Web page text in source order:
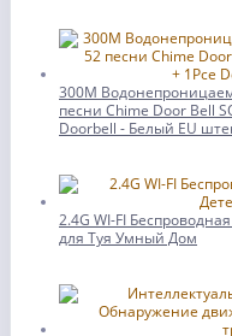
300M
песни Chime Door Bell
Doorbell - Белый EU
2.4G WI-FI
для Туя Умный Дом